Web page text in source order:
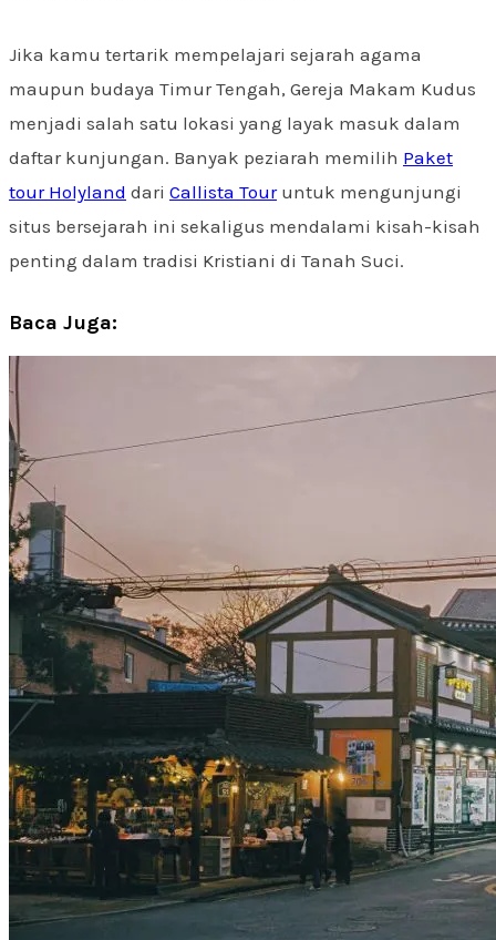
Jika kamu tertarik mempelajari sejarah agama
maupun budaya Timur Tengah, Gereja Makam Kudus
menjadi salah satu lokasi yang layak masuk dalam
daftar kunjungan. Banyak peziarah memilih Paket
tour Holyland dari Callista Touruntuk mengunjungi
situs bersejarah ini sekaligus mendalami kisah-kisah
penting dalam tradisi Kristiani di Tanah Suci.
Baca Juga: